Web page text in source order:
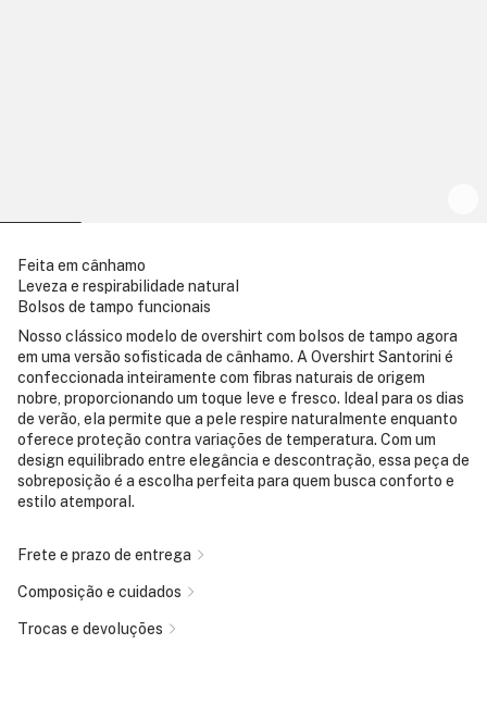
Feita em cânhamo
Leveza e respirabilidade natural
Bolsos de tampo funcionais
Nosso clássico modelo de overshirt com bolsos de tampo agora
em uma versão sofisticada de cânhamo. A Overshirt Santorini é
confeccionada inteiramente com fibras naturais de origem
nobre, proporcionando um toque leve e fresco. Ideal para os dias
de verão, ela permite que a pele respire naturalmente enquanto
oferece proteção contra variações de temperatura. Com um
design equilibrado entre elegância e descontração, essa peça de
sobreposição é a escolha perfeita para quem busca conforto e
estilo atemporal.
Frete e prazo de entrega
Composição e cuidados
Trocas e devoluções